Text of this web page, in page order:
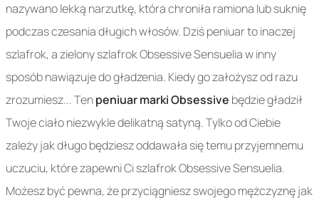
nazywano lekką narzutkę, która chroniła ramiona lub suknię
podczas czesania długich włosów. Dziś peniuar to inaczej
szlafrok, a zielony szlafrok Obsessive Sensuelia w inny
sposób nawiązuje do gładzenia. Kiedy go założysz od razu
zrozumiesz... Tenpeniuar marki Obsessive będzie gładził
Twoje ciało niezwykle delikatną satyną. Tylko od Ciebie
zależy jak długo będziesz oddawała się temu przyjemnemu
uczuciu, które zapewni Ci szlafrok Obsessive Sensuelia.
Możesz być pewna, że przyciągniesz swojego mężczyznę jak